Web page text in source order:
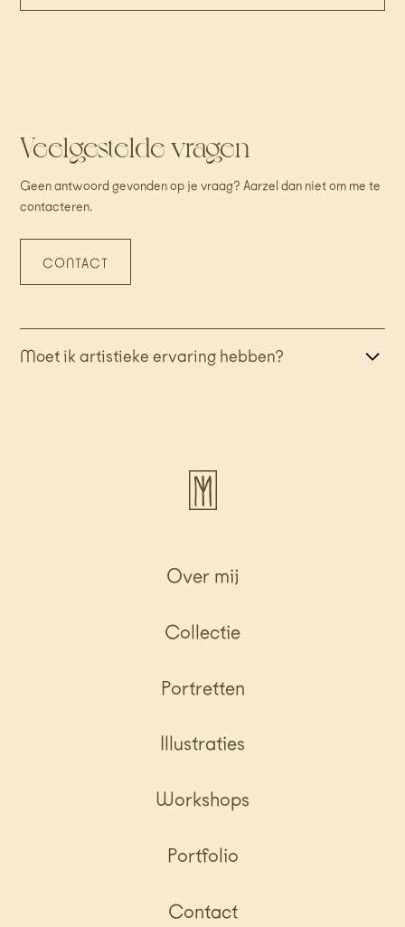
Veelgestelde vragen
Geen antwoord gevonden op je vraag? Aarzel dan niet om me te
contacteren.
CONTACT
Moet ik artistieke ervaring hebben?
Over mij
Collectie
Portretten
Illustraties
Workshops
Portfolio
Contact